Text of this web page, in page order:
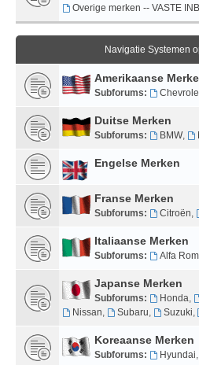
Overige merken -- VASTE
Navigatie Systemen
Amerikaanse
Subforums:
Duitse Merken
Subforums: BMW,
Engelse Merken
Franse Merken
Subforums: Citroën,
Italiaanse Merken
Subforums: Alfa
Japanse Merken
Subforums: Honda,
Nissan, Subaru, Suzuki,
Koreaanse Merken
Subforums: Hyundai,